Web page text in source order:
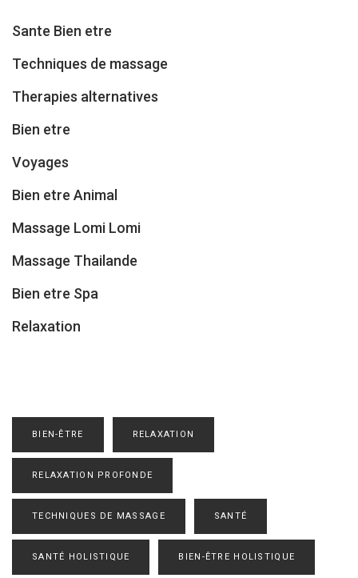
Sante Bien etre
Techniques de massage
Therapies alternatives
Bien etre
Voyages
Bien etre Animal
Massage Lomi Lomi
Massage Thailande
Bien etre Spa
Relaxation
BIEN-ÊTRE RELAXATION
RELAXATION PROFONDE
TECHNIQUES DE MASSAGE SANTÉ
SANTÉ HOLISTIQUE BIEN-ÊTRE HOLISTIQUE